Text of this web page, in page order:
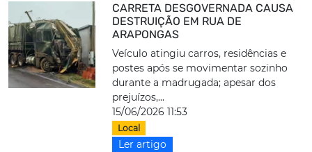
CARRETA DESGOVERNADA CAUSA
DESTRUIÇÃO EM RUA DE
ARAPONGAS
Veículo atingiu carros, residências e
postes após se movimentar sozinho
durante a madrugada; apesar dos
prejuízos,...
15/06/2026 11:53
Local
Ler artigo